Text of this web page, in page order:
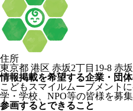
住所
東京都 港区 赤坂2丁目19-8 赤
情報掲載を希望する企業・団
こどもスマイルムーブメント
学・学校、NPO等の皆様を募集
参画するとできること